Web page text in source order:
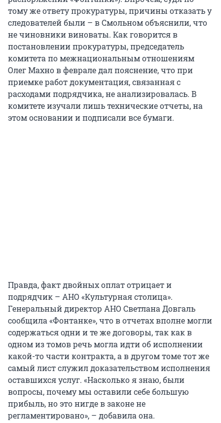
тому же ответу прокуратуры, причины отказать у
следователей были – в Смольном объяснили, что
не чиновники виноваты. Как говорится в
постановлении прокуратуры, председатель
комитета по межнациональным отношениям
Олег Махно в феврале дал пояснение, что при
приемке работ документация, связанная с
расходами подрядчика, не анализировалась. В
комитете изучали лишь технические отчеты, на
этом основании и подписали все бумаги.
Правда, факт двойных оплат отрицает и
подрядчик – АНО «Культурная столица».
Генеральный директор АНО Светлана Довгаль
сообщила «Фонтанке», что в отчетах вполне могли
содержаться одни и те же договоры, так как в
одном из томов речь могла идти об исполнении
какой-то части контракта, а в другом томе тот же
самый лист служил доказательством исполнения
оставшихся услуг. «Насколько я знаю, были
вопросы, почему мы оставили себе большую
прибыль, но это нигде в законе не
регламентировано», – добавила она.